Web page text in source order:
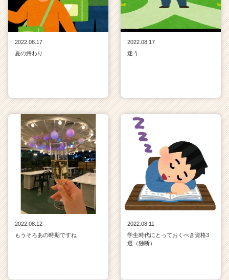
2022.08.17
夏の終わり
2022.08.17
迷う
2022.08.12
もうそろあの時期ですね
2022.08.11
学生時代にとっておくべき資格3
選（独断）